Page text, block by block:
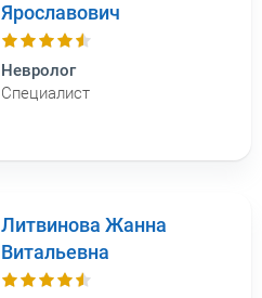
Ярославович
Невролог
Специалист
Литвинова Жанна
Витальевна